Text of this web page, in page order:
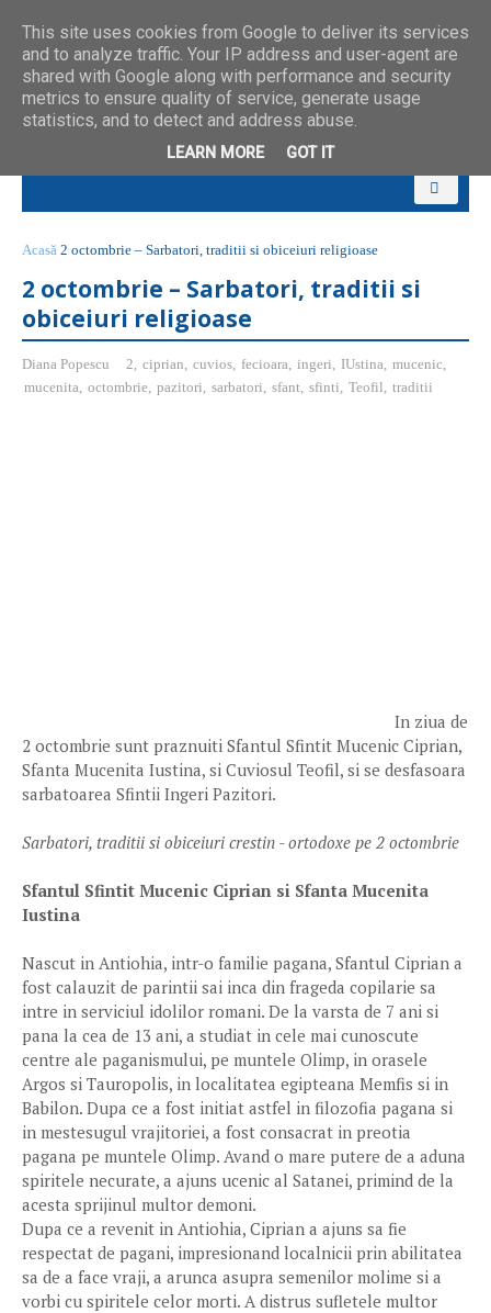
Acasă 2 octombrie – Sarbatori, traditii si obiceiuri religioase
2 octombrie – Sarbatori, traditii si
obiceiuri religioase
Diana Popescu 2, ciprian, cuvios, fecioara, ingeri, IUstina, mucenic,
mucenita, octombrie, pazitori, sarbatori, sfant, sfinti, Teofil, traditii
In ziua de
2 octombrie sunt praznuiti Sfantul Sfintit Mucenic Ciprian,
Sfanta Mucenita Iustina, si Cuviosul Teofil, si se desfasoara
sarbatoarea Sfintii Ingeri Pazitori.
Sarbatori, traditii si obiceiuri crestin - ortodoxe pe 2 octombrie
Sfantul Sfintit Mucenic Ciprian si Sfanta Mucenita
Iustina
Nascut in Antiohia, intr-o familie pagana, Sfantul Ciprian a
fost calauzit de parintii sai inca din frageda copilarie sa
intre in serviciul idolilor romani. De la varsta de 7 ani si
pana la cea de 13 ani, a studiat in cele mai cunoscute
centre ale paganismului, pe muntele Olimp, in orasele
Argos si Tauropolis, in localitatea egipteana Memfis si in
Babilon. Dupa ce a fost initiat astfel in filozofia pagana si
in mestesugul vrajitoriei, a fost consacrat in preotia
pagana pe muntele Olimp. Avand o mare putere de a aduna
spiritele necurate, a ajuns ucenic al Satanei, primind de la
acesta sprijinul multor demoni.
Dupa ce a revenit in Antiohia, Ciprian a ajuns sa fie
respectat de pagani, impresionand localnicii prin abilitatea
sa de a face vraji, a arunca asupra semenilor molime si a
vorbi cu spiritele celor morti. A distrus sufletele multor
This site uses cookies from Google to deliver its services
and to analyze traffic. Your IP address and user-agent are
shared with Google along with performance and security
metrics to ensure quality of service, generate usage
statistics, and to detect and address abuse.
LEARN MORE GOT IT